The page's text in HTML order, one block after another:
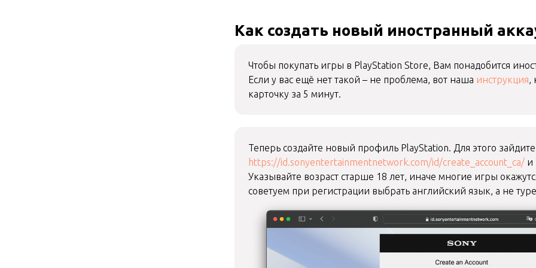
Как создать новый иностранный
Чтобы покупать игры в PlayStation Store, Вам понадобится
Если у вас ещё нет такой – не проблема, вот наша инструкция,
карточку за 5 минут.
Теперь создайте новый профиль PlayStation. Для этого зайдите
https://id.sonyentertainmentnetwork.com/id/create_account_ca/ и
Указывайте возраст старше 18 лет, иначе многие игры
советуем при регистрации выбрать английский язык, а не